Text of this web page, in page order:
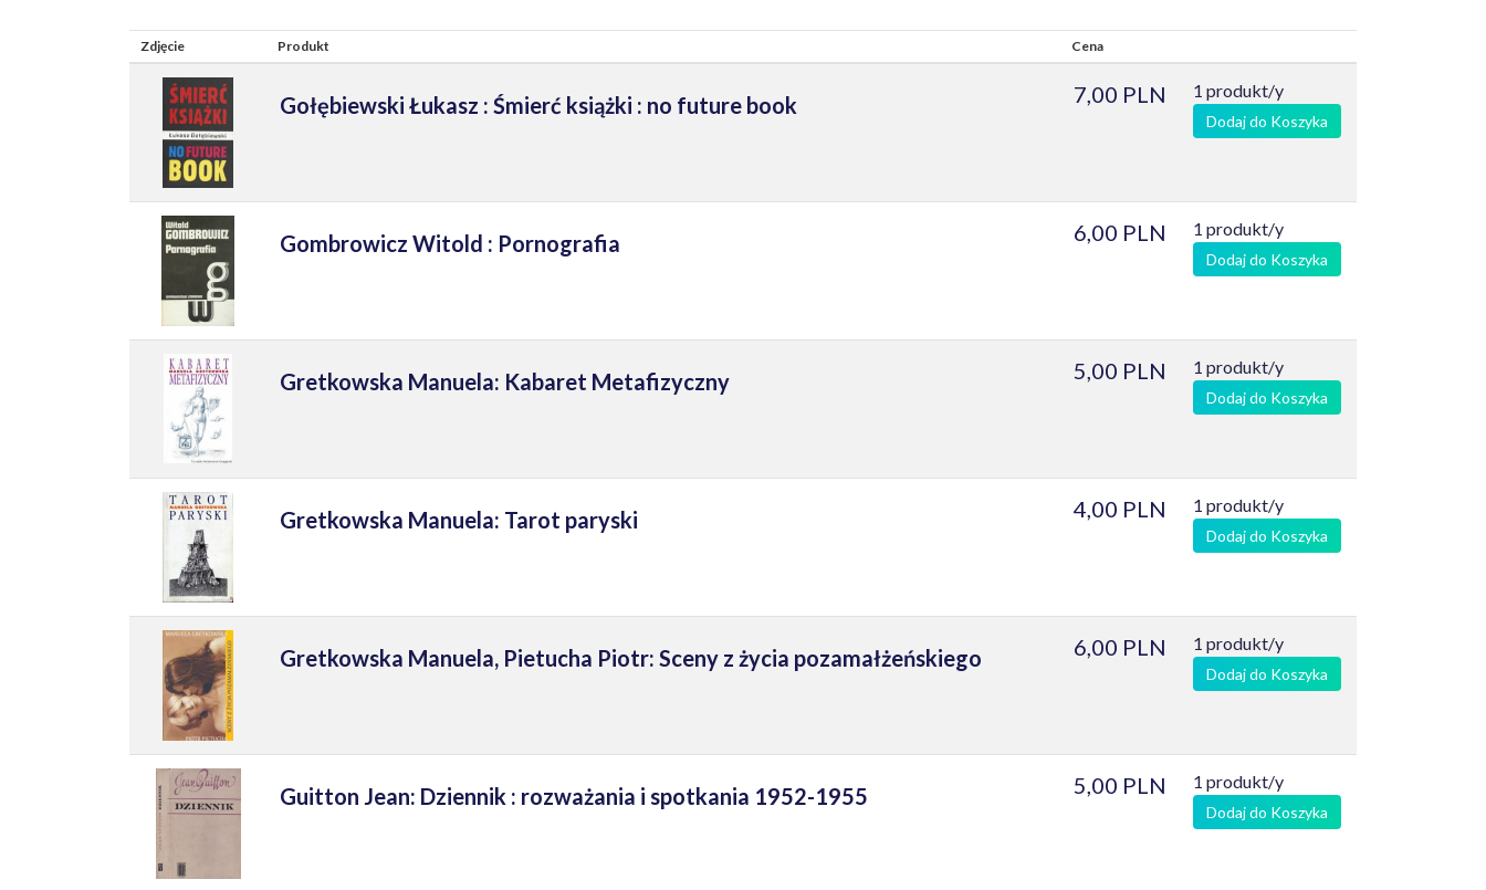
Zdjęcie Produkt Cena
Gołębiewski Łukasz : Śmierć książki : no future book 7,00 PLN 1 produkt/y
Dodaj do Koszyka
Gombrowicz Witold : Pornografia 6,00 PLN 1 produkt/y
Dodaj do Koszyka
Gretkowska Manuela: Kabaret Metafizyczny 5,00 PLN 1 produkt/y
Dodaj do Koszyka
Gretkowska Manuela: Tarot paryski 4,00 PLN 1 produkt/y
Dodaj do Koszyka
Gretkowska Manuela, Pietucha Piotr: Sceny z życia pozamałżeńskiego 6,00 PLN 1 produkt/y
Dodaj do Koszyka
Guitton Jean: Dziennik : rozważania i spotkania 1952-1955 5,00 PLN 1 produkt/y
Dodaj do Koszyka